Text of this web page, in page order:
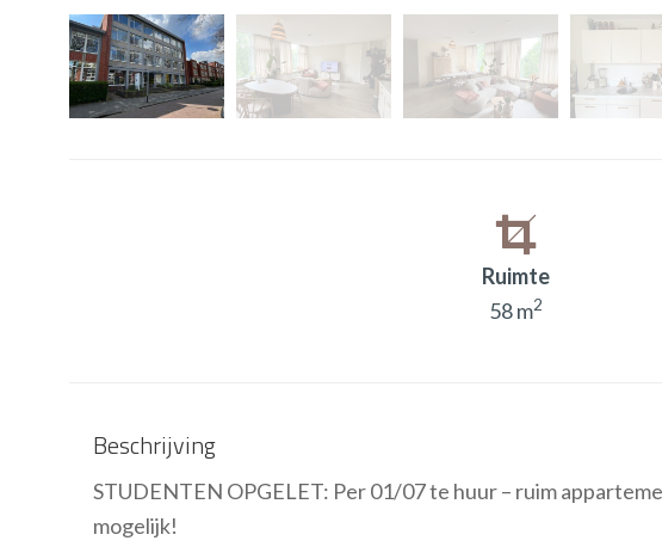
Ruimte
58 m2
Beschrijving
STUDENTEN OPGELET: Per 01/07 te huur – ruim
mogelijk!